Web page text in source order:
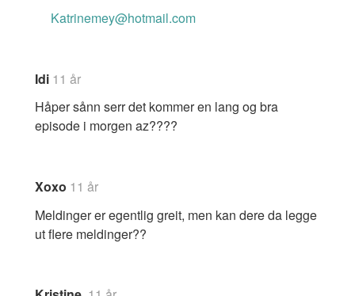
Katrinemey@hotmail.com
Idi 11 år
Håper sånn serr det kommer en lang og bra
episode i morgen az????
Xoxo 11 år
Meldinger er egentlig greit, men kan dere da legge
ut flere meldinger??